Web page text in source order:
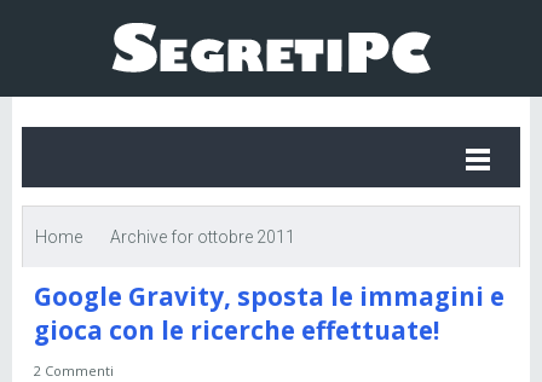
Home Archive for ottobre 2011
Google Gravity, sposta le immagini e
gioca con le ricerche effettuate!
2 Commenti